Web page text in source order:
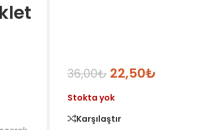
36,00₺ 22,50₺
Stokta yok
Karşılaştır